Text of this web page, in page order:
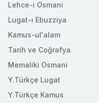
Lehce-i Osmani
Lugat-ı Ebuzziya
Kamus-ul'alam
Tarih ve Coğrafya
Memaliki Osmani
Y.Türkçe Lugat
Y.Türkçe Kamus